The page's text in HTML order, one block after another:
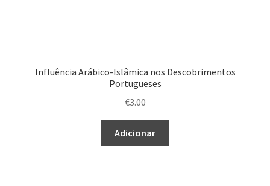
Influência Arábico-Islâmica nos Descobrimentos
Portugueses
€3.00
Adicionar